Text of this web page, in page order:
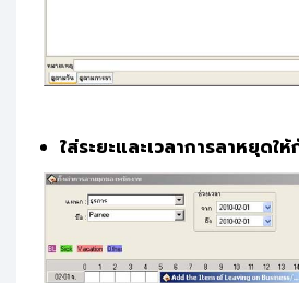
ใส่ระยะและเวลาการลาหยุดใ